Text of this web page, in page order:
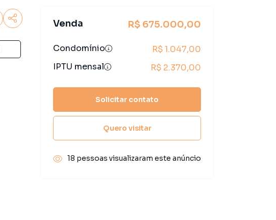
Venda R$ 675.000,00
Condomínio
R$ 1.047,00
IPTU mensal
R$ 2.370,00
Solicitar contato
Quero visitar
18 pessoas visualizaram este anúncio